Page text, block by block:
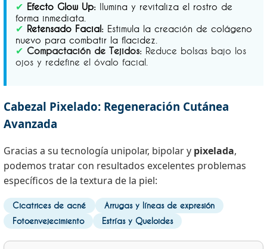
✔ Efecto Glow Up: Ilumina y revitaliza el rostro de
forma inmediata.
✔ Retensado Facial: Estimula la creación de colágeno
nuevo para combatir la flacidez.
✔ Compactación de Tejidos: Reduce bolsas bajo los
ojos y redefine el óvalo facial.
Cabezal Pixelado: Regeneración Cutánea
Avanzada
Gracias a su tecnología unipolar, bipolar y pixelada,
podemos tratar con resultados excelentes problemas
específicos de la textura de la piel:
Cicatrices de acné
Arrugas y líneas de expresión
Fotoenvejecimiento
Estrías y Queloides